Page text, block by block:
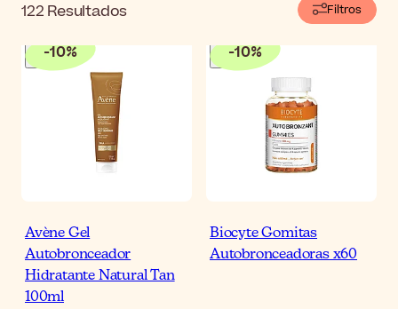
122 Resultados Filtros
-10%
Avène Gel
Autobronceador
Hidratante Natural Tan
100ml
-10%
Biocyte Gomitas
Autobronceadoras x60